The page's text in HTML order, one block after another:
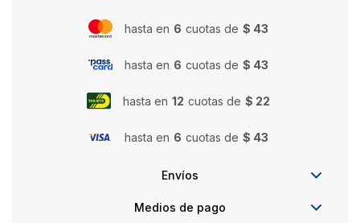
hasta en 6 cuotas de $ 43
hasta en 6 cuotas de $ 43
hasta en 12 cuotas de $ 22
hasta en 6 cuotas de $ 43
Envíos
Medios de pago